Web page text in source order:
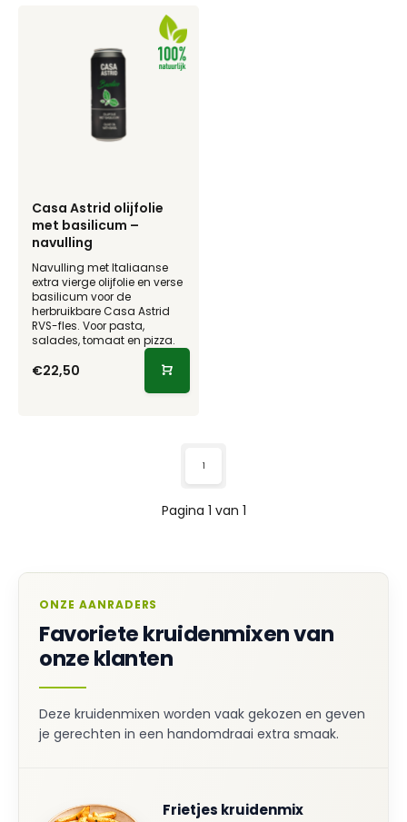
Casa Astrid olijfolie
met basilicum –
navulling
Navulling met Italiaanse
extra vierge olijfolie en verse
basilicum voor de
herbruikbare Casa Astrid
RVS-fles. Voor pasta,
salades, tomaat en pizza.
€22,50
Pagina 1 van 1
1
ONZE AANRADERS
Favoriete kruidenmixen van
onze klanten
Deze kruidenmixen worden vaak gekozen en geven
je gerechten in een handomdraai extra smaak.
Frietjes kruidenmix